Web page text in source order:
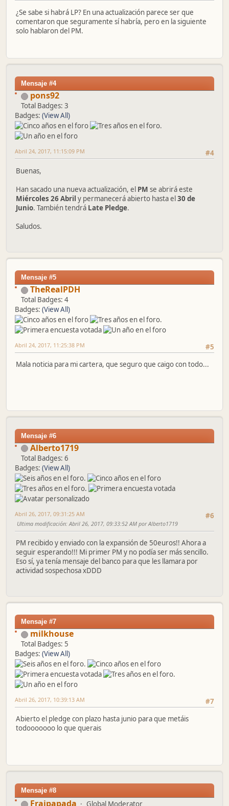
¿Se sabe si habrá LP? En una actualización parece ser que
comentaron que seguramente sí habría, pero en la siguiente
solo hablaron del PM.
Mensaje #4
pons92
Total Badges: 3
Badges: (View All)
#4
Abril 24, 2017, 11:15:09 PM
Buenas,
Han sacado una nueva actualización, el PM se abrirá este
Miércoles 26 Abril y permanecerá abierto hasta el30 de
Junio. También tendrá Late Pledge.
Saludos.
Mensaje #5
TheRealPDH
Total Badges: 4
Badges: (View All)
#5
Abril 24, 2017, 11:25:38 PM
Mala noticia para mi cartera, que seguro que caigo con todo...
Mensaje #6
Alberto1719
Total Badges: 6
Badges: (View All)
#6
Abril 26, 2017, 09:31:25 AM
Ultima modificación: Abril 26, 2017, 09:33:52 AM por Alberto1719
PM recibido y enviado con la expansión de 50euros!! Ahora a
seguir esperando!!! Mi primer PM y no podía ser más sencillo.
Eso sí, ya tenía mensaje del banco para que les llamara por
actividad sospechosa xDDD
Mensaje #7
milkhouse
Total Badges: 5
Badges: (View All)
#7
Abril 26, 2017, 10:39:13 AM
Abierto el pledge con plazo hasta junio para que metáis
todooooooo lo que querais
Mensaje #8
Fraipapada Global Moderator